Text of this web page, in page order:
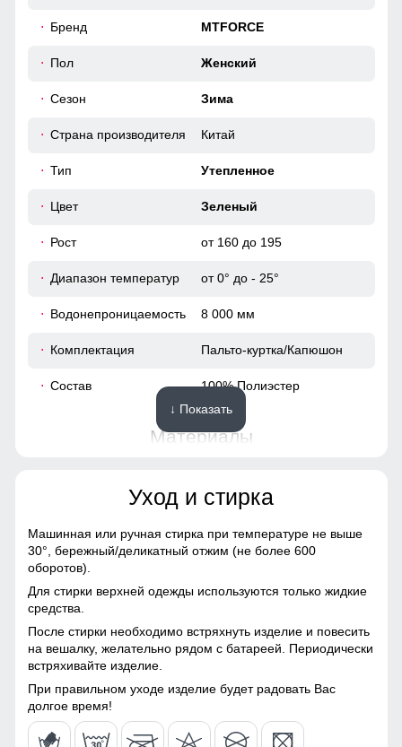
Элемент одежды нужен для защиты шеи от холода, но со
Высокий воротник и регулируемые манжеты защищают от
использования.
Карман, обеспечивает удобное хранение личных вещей.
Высокий воротник и регулируемые манжеты защищают от
ветра, делая куртку универсальной для ежедневного
использования.
Пояс и шлевки
Элегантный пояс с шлевками подчеркните вашу талию и
48 (XL)
116
64
Бренд MTFORCE
Пол Женский
Сезон Зима
Страна производителя Китай
Тип Утепленное
Цвет Зеленый
Рост от 160 до 195
Диапазон температур от 0° до - 25°
Водонепроницаемость 8 000 мм
Комплектация Пальто-куртка/Капюшон
Состав 100% Полиэстер
Материалы
Натуральные материалы,
Полиэстер, Плащевка,
Экологичные материалы
Материал подкладки
капюшона
Материал наполнителя
Особенность ткани
ткань
↓ Показать
Уход и стирка
Машинная или ручная стирка при температуре не выше
30°, бережный/деликатный отжим (не более 600
оборотов).
Для стирки верхней одежды используются только жидкие
средства.
После стирки необходимо встряхнуть изделие и повесить
на вешалку, желательно рядом с батареей. Периодически
встряхивайте изделие.
При правильном уходе изделие будет радовать Вас
долгое время!